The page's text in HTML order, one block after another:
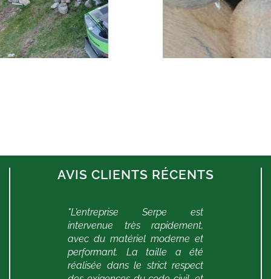
AVIS CLIENTS RÉCENTS
"L’entreprise Serpe est
intervenue très rapidement,
avec du matériel moderne et
performant. La taille a été
réalisée dans le strict respect